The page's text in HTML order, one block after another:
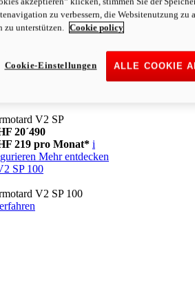
Mehr entdecken
169 pro Monat* i
Mehr entdecken
V2 SP
20´490
219 pro Monat* i
Mehr entdecken
SP 100
V2 SP 100
zu verbessern, die Websitenutzung zu
unterstützen.
Cookie policy
ALLE COOKIE
Cookie-Einstellungen